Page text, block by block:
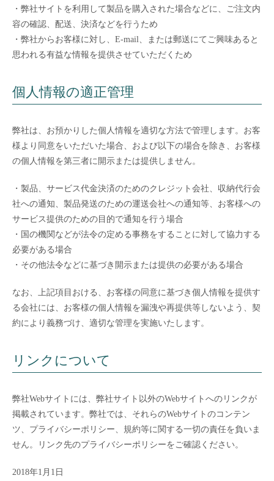
・弊社サイトを利用して製品を購入された場合などに、ご注文内
容の確認、配送、決済などを行うため
・弊社からお客様に対し、E-mail、または郵送にてご興味あると
思われる有益な情報を提供させていただくため
個人情報の適正管理
弊社は、お預かりした個人情報を適切な方法で管理します。お客
様より同意をいただいた場合、および以下の場合を除き、お客様
の個人情報を第三者に開示または提供しません。
・製品、サービス代金決済のためのクレジット会社、収納代行会
社への通知、製品発送のための運送会社への通知等、お客様への
サービス提供のための目的で通知を行う場合
・国の機関などが法令の定める事務をすることに対して協力する
必要がある場合
・その他法令などに基づき開示または提供の必要がある場合
なお、上記項目おける、お客様の同意に基づき個人情報を提供す
る会社には、お客様の個人情報を漏洩や再提供等しないよう、契
約により義務づけ、適切な管理を実施いたします。
リンクについて
弊社Webサイトには、弊社サイト以外のWebサイトへのリンクが
掲載されています。弊社では、それらのWebサイトのコンテン
ツ、プライバシーポリシー、規約等に関する一切の責任を負いま
せん。リンク先のプライバシーポリシーをご確認ください。
2018年1月1日